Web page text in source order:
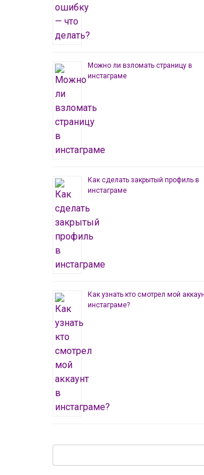
Можно ли взломать страницу в
инстаграме
Как сделать закрытый профиль в
инстаграме
Как узнать кто смотрел мой
инстаграме?